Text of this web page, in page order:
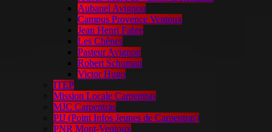
Aubanel Avignon
Campus Provence Ventoux
Jean Henri Fabre
Les Chênes
Pasteur Avignon
Robert Schuman
Victor Hugo
ITEP
Mission Locale Carpentras
MJC Carpentras
PIJ (Point Infos Jeunes de Carpentras)
PNR Mont-Ventoux